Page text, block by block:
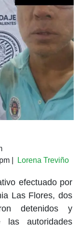
| Lorena Treviño
efectuado por
Las Flores, dos
detenidos y
las autoridades